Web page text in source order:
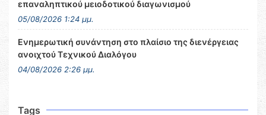
επαναληπτικού μειοδοτικού διαγωνισμού
05/08/2026 1:24 μμ.
Ενημερωτική συνάντηση στο πλαίσιο της διενέργειας
ανοιχτού Τεχνικού Διαλόγου
04/08/2026 2:26 μμ.
Tags